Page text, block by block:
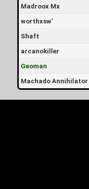
Madroox Mx
worthxsw'
Shaft
arcanokiller
Geoman
Machado Annihilator